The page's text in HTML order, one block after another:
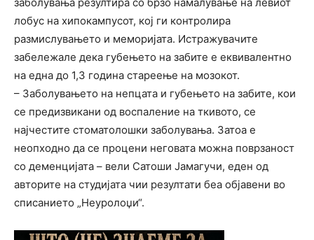
лобус на хипокампусот, кој ги контролира
размислувањето и меморијата. Истражувачите
забележале дека губењето на забите е еквивалентно
на една до 1,3 година стареење на мозокот.
– Заболувањето на непцата и губењето на забите, кои
се предизвикани од воспаление на ткивото, се
најчестите стоматолошки заболувања. Затоа е
неопходно да се процени неговата можна поврзаност
со деменцијата – вели Сатоши Јамагучи, еден од
авторите на студијата чии резултати беа објавени во
списанието „Неуролоџи“.